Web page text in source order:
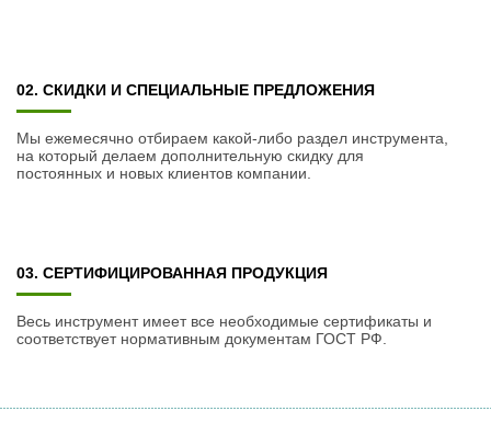
02. СКИДКИ И СПЕЦИАЛЬНЫЕ ПРЕДЛОЖЕНИЯ
Мы ежемесячно отбираем какой-либо раздел инструмента,
на который делаем дополнительную скидку для
постоянных и новых клиентов компании.
03. СЕРТИФИЦИРОВАННАЯ ПРОДУКЦИЯ
Весь инструмент имеет все необходимые сертификаты и
соответствует нормативным документам ГОСТ РФ.